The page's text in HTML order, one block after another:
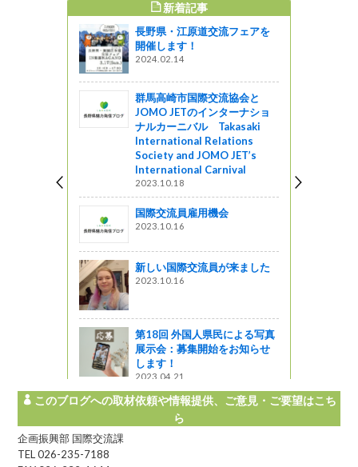
新着記事
長野県・江原道交流フェアを
開催します！
2024.02.14
群馬高崎市国際交流協会と
JOMO JETのインターナショ
ナルカーニバル Takasaki
International Relations
Society and JOMO JET’s
International Carnival
2023.10.18
国際交流員雇用機会
2023.10.16
新しい国際交流員が来ました
2023.10.16
第18回 外国人県民による写真
展示会：募集開始をお知らせ
します！
2023.04.21
このブログへの取材依頼や情報提供、ご意見・ご要望はこち
ら
企画振興部 国際交流課
TEL 026-235-7188